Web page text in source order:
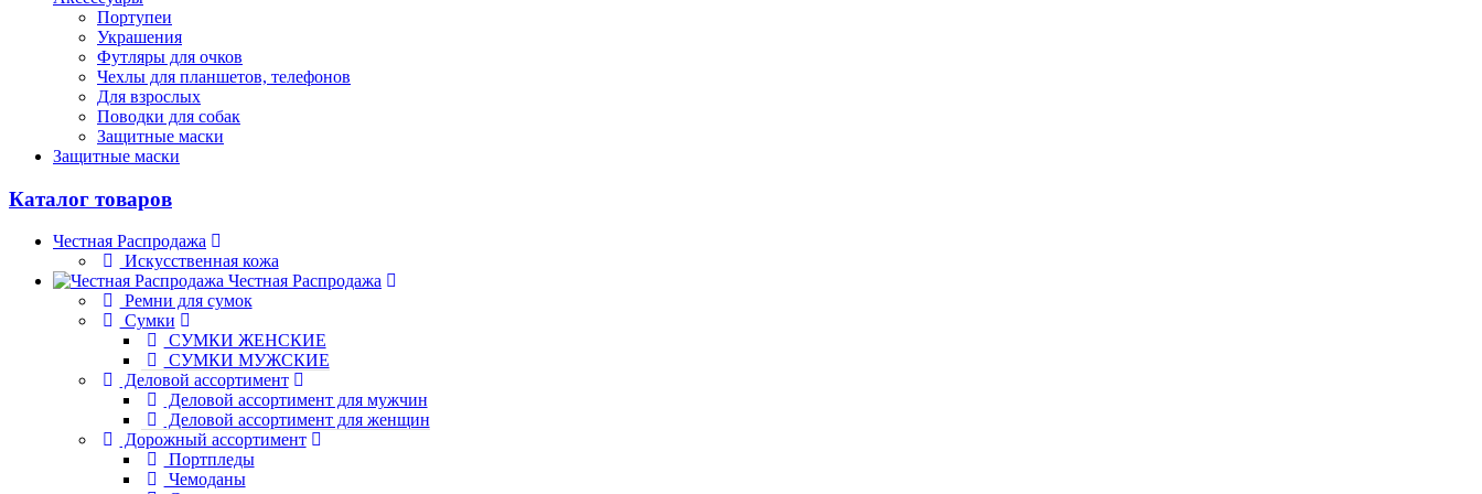
Портупеи
Украшения
Футляры для очков
Чехлы для планшетов, телефонов
Для взрослых
Поводки для собак
Защитные маски
Защитные маски
Каталог товаров
Честная Распродажа
Искусственная кожа
Честная Распродажа
Ремни для сумок
Сумки
СУМКИ ЖЕНСКИЕ
СУМКИ МУЖСКИЕ
Деловой ассортимент
Деловой ассортимент для мужчин
Деловой ассортимент для женщин
Дорожный ассортимент
Портпледы
Чемоданы